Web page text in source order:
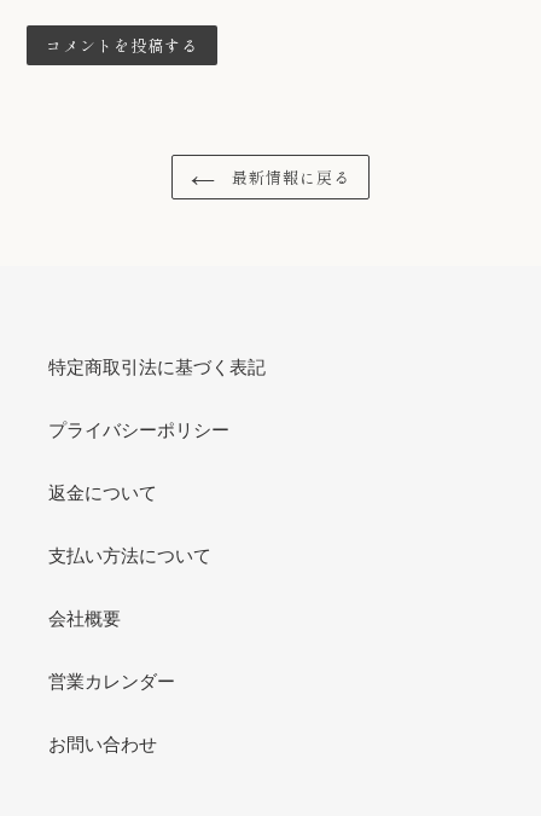
最新情報に戻る
特定商取引法に基づく表記
プライバシーポリシー
返金について
支払い方法について
会社概要
営業カレンダー
お問い合わせ